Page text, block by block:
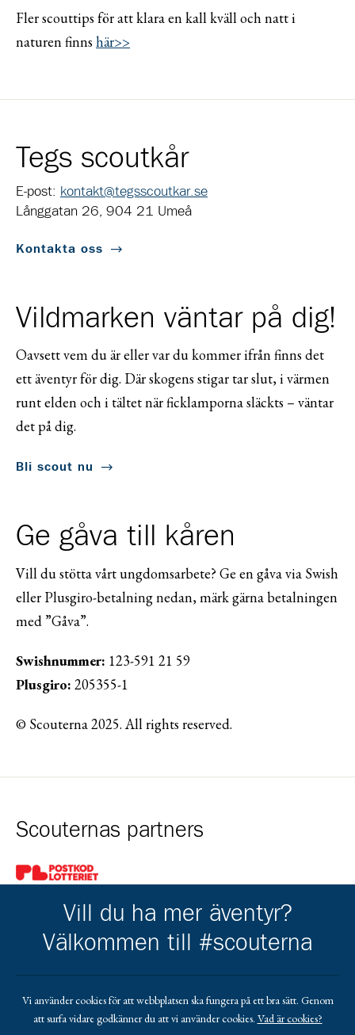
Fler scouttips för att klara en kall kväll och natt i
naturen finns här>>
Tegs scoutkår
E-post: kontakt@tegsscoutkar.se
Långgatan 26, 904 21 Umeå
Kontakta oss
Vildmarken väntar på dig!
Oavsett vem du är eller var du kommer ifrån finns det
ett äventyr för dig. Där skogens stigar tar slut, i värmen
runt elden och i tältet när ficklamporna släckts – väntar
det på dig.
Bli scout nu
Ge gåva till kåren
Vill du stötta vårt ungdomsarbete? Ge en gåva via Swish
eller Plusgiro-betalning nedan, märk gärna betalningen
med ”Gåva”.
Swishnummer: 123-591 21 59
Plusgiro: 205355-1
© Scouterna 2025. All rights reserved.
Scouternas partners
Gå till pl_50
Kårens partners
Gå till https://www.mera.se/Gå till https://www.lansforsakringar.se/
Gå till https://
Vill du ha mer äventyr?
Välkommen till #scouterna
Vi använder cookies för att webbplatsen ska fungera på ett bra sätt. Genom
att surfa vidare godkänner du att vi använder cookies. Vad är cookies?